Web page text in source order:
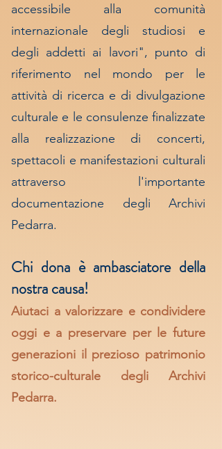
accessibile alla comunità
internazionale degli studiosi e
degli addetti ai lavori", punto di
riferimento nel mondo per le
attività di ricerca e di divulgazione
culturale e le consulenze finalizzate
alla realizzazione di concerti,
spettacoli e manifestazioni culturali
attraverso l'importante
documentazione degli Archivi
Pedarra.
Chi dona è ambasciatore della
nostra causa!
Aiutaci a valorizzare e condividere
oggi e a preservare per le future
generazioni il prezioso patrimonio
storico-culturale degli Archivi
Pedarra.